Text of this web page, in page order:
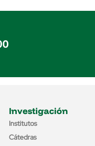
Investigación
Institutos
Cátedras